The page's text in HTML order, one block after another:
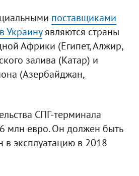
поставщиками
Украинуявляются страны
Африки (Египет, Алжир,
залива (Катар) и
(Азербайджан,
СПГ-терминала
млн евро. Он должен быть
в эксплуатацию в 2018